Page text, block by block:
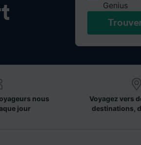
Genius
nous
jour
Voyagez vers
destinations,